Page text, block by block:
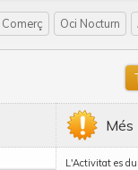
Comerç Oci Nocturn
Més
L'Activitat es